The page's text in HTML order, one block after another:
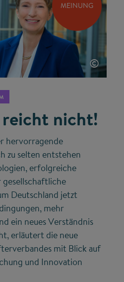
MEINUNG
©
reicht nicht!
hervorragende
zu selten entstehen
erfolgreiche
Deutschland jetzt
mehr
ein neues Verständnis
erläutert die neue
mit Blick auf
und Innovation